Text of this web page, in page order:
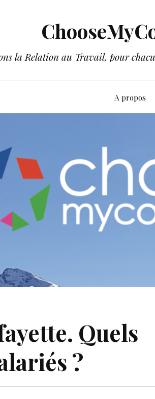
la Relation au Travail, pour
A propos
Quels
?